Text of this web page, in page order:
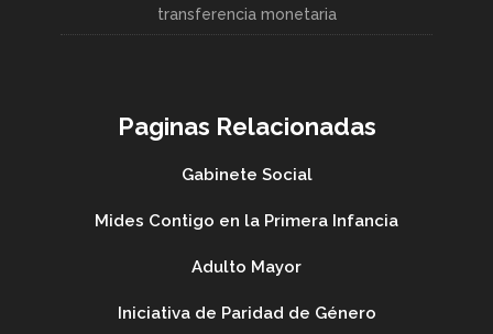
transferencia monetaria
Paginas Relacionadas
Gabinete Social
Mides Contigo en la Primera Infancia
Adulto Mayor
Iniciativa de Paridad de Género